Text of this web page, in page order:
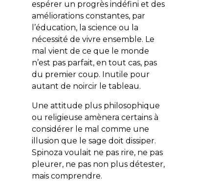
espérer un progrès indéfini et des
améliorations constantes, par
l’éducation, la science ou la
nécessité de vivre ensemble. Le
mal vient de ce que le monde
n’est pas parfait, en tout cas, pas
du premier coup. Inutile pour
autant de noircir le tableau.
Une attitude plus philosophique
ou religieuse amènera certains à
considérer le mal comme une
illusion que le sage doit dissiper.
Spinoza voulait ne pas rire, ne pas
pleurer, ne pas non plus détester,
mais comprendre.